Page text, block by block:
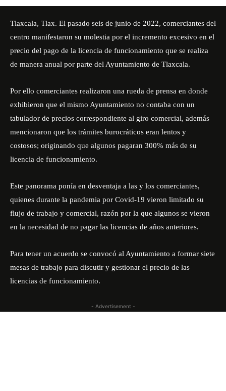
Tlaxcala, Tlax. El pasado seis de junio de 2022, comerciantes del
centro manifestaron su molestia por el incremento excesivo en el
precio del pago de la licencia de funcionamiento que se realiza
de manera anual por parte del Ayuntamiento de Tlaxcala.
Por ello comerciantes realizaron una rueda de prensa en donde
exhibieron que el mismo Ayuntamiento no contaba con un
tabulador de precios correspondiente al giro comercial, además
mencionaron que los trámites burocráticos eran lentos y
costosos; originando que algunos pagaran 300% más de su
licencia de funcionamiento.
Este panorama ponía en desventaja a las y los comerciantes,
quienes durante la pandemia por Covid-19 vieron limitado su
flujo de trabajo y comercial, razón por la que algunos se vieron
en la necesidad de no pagar las licencias de años anteriores.
Para tener un acuerdo se convocó al Ayuntamiento a formar siete
mesas de trabajo para discutir y gestionar el precio de las
licencias de funcionamiento.
- Advertisement -